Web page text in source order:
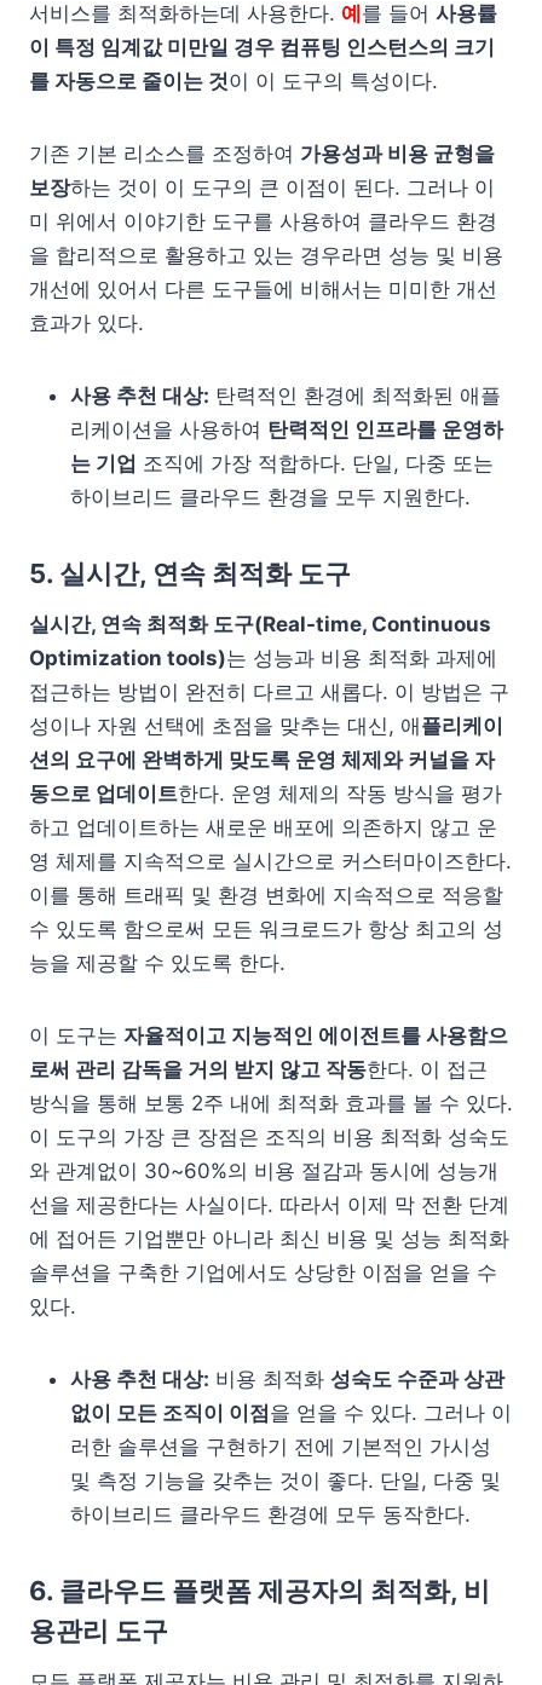
서비스를 최적화하는데 사용한다. 예 를 들어 사용률
이 특정 임계값 미만일 경우 컴퓨팅 인스턴스의 크기
를 자동으로 줄이는 것이 이 도구의 특성이다.
기존 기본 리소스를 조정하여 가용성과 비용 균형을
보장하는 것이 이 도구의 큰 이점이 된다. 그러나 이
미 위에서 이야기한 도구를 사용하여 클라우드 환경
을 합리적으로 활용하고 있는 경우라면 성능 및 비용
개선에 있어서 다른 도구들에 비해서는 미미한 개선
효과가 있다.
사용 추천 대상: 탄력적인 환경에 최적화된 애플
리케이션을 사용하여 탄력적인 인프라를 운영하
는 기업 조직에 가장 적합하다. 단일, 다중 또는
하이브리드 클라우드 환경을 모두 지원한다.
5. 실시간, 연속 최적화 도구
실시간, 연속 최적화 도구(Real-time, Continuous
Optimization tools)는 성능과 비용 최적화 과제에
접근하는 방법이 완전히 다르고 새롭다. 이 방법은 구
성이나 자원 선택에 초점을 맞추는 대신, 애 플리케이
션의 요구에 완벽하게 맞도록 운영 체제와 커널을 자
동으로 업데이트한다. 운영 체제의 작동 방식을 평가
하고 업데이트하는 새로운 배포에 의존하지 않고 운
영 체제를 지속적으로 실시간으로 커스터마이즈한다.
이를 통해 트래픽 및 환경 변화에 지속적으로 적응할
수 있도록 함으로써 모든 워크로드가 항상 최고의 성
능을 제공할 수 있도록 한다.
이 도구는 자율적이고 지능적인 에이전트를 사용함으
로써 관리 감독을 거의 받지 않고 작동한다. 이 접근
방식을 통해 보통 2주 내에 최적화 효과를 볼 수 있다.
이 도구의 가장 큰 장점은 조직의 비용 최적화 성숙도
와 관계없이 30~60%의 비용 절감과 동시에 성능개
선을 제공한다는 사실이다. 따라서 이제 막 전환 단계
에 접어든 기업뿐만 아니라 최신 비용 및 성능 최적화
솔루션을 구축한 기업에서도 상당한 이점을 얻을 수
있다.
사용 추천 대상: 비용 최적화 성숙도 수준과 상관
없이 모든 조직이 이점 을 얻을 수 있다. 그러나 이
러한 솔루션을 구현하기 전에 기본적인 가시성
및 측정 기능을 갖추는 것이 좋다. 단일, 다중 및
하이브리드 클라우드 환경에 모두 동작한다.
6. 클라우드 플랫폼 제공자의 최적화, 비
용관리 도구